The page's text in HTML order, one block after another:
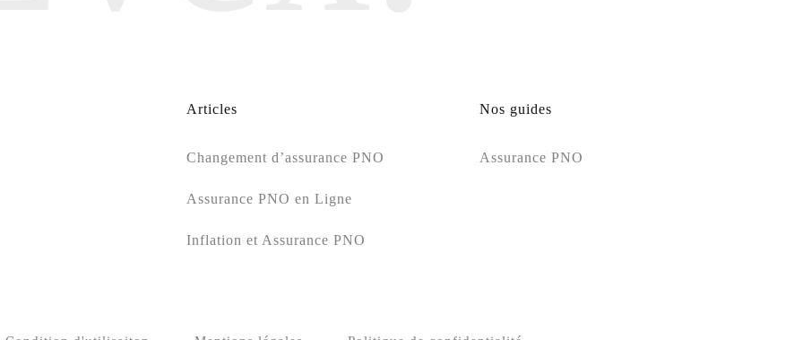
Articles
Changement d’assurance PNO
Assurance PNO en Ligne
Inflation et Assurance PNO
Nos guides
Assurance PNO